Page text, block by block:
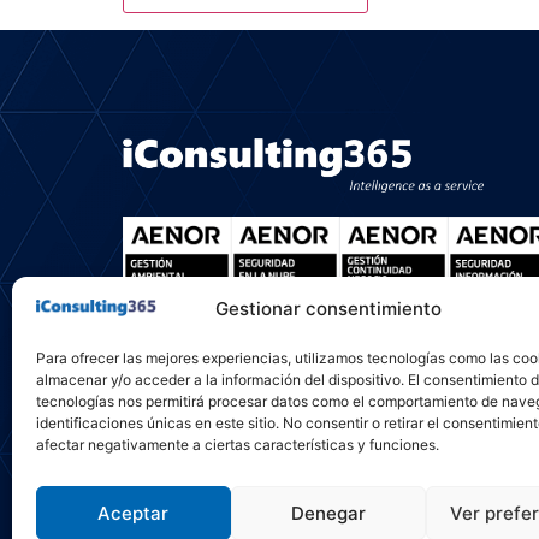
Gestionar consentimiento
Para ofrecer las mejores experiencias, utilizamos tecnologías como las
almacenar y/o acceder a la información del dispositivo. El consentimiento
tecnologías nos permitirá procesar datos como el comportamiento de
identificaciones únicas en este sitio. No consentir o retirar el
afectar negativamente a ciertas características y funciones.
Aceptar Denegar Ver
iConsulting365 Copyright © 2026 | Todos los